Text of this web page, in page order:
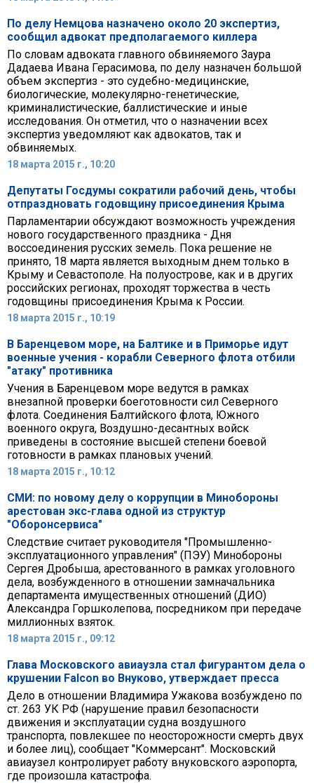
По делу Немцова назначено около 20 экспертиз,
сообщил адвокат предполагаемого киллера
По словам адвоката главного обвиняемого Заура
Дадаева Ивана Герасимова, по делу назначен большой
объем экспертиз - это судебно-медицинские,
биологические, молекулярно-генетические,
криминалистические, баллистические и иные
исследования. Он отметил, что о назначении всех
экспертиз уведомляют как адвокатов, так и
обвиняемых.
18 марта 2015 г., 10:20
Депутаты Госдумы сократили рабочий день, чтобы
отпраздновать годовщину присоединения Крыма
Парламентарии обсуждают возможность учреждения
нового государственного праздника - Дня
воссоединения русских земель. Пока решение не
принято, 18 марта является выходным днем только в
Крыму и Севастополе. На полуострове, как и в других
российских регионах, проходят торжества в честь
годовщины присоединения Крыма к России.
18 марта 2015 г., 10:19
В Баренцевом море, на Балтике и в Приморье идут
военные учения - корабли Северного флота отбили
"атаку" противника
Учения в Баренцевом море ведутся в рамках
внезапной проверки боеготовности сил Северного
флота. Соединения Балтийского флота, Южного
военного округа, Воздушно-десантных войск
приведены в состояние высшей степени боевой
готовности в рамках плановых учений.
18 марта 2015 г., 10:12
СМИ: по новому делу о коррупции в Минобороны
арестован экс-глава одной из структур
"Оборонсервиса"
Следствие считает руководителя "Промышленно-
эксплуатационного управления" (ПЭУ) Минобороны
Сергея Дробыша, арестованного в рамках уголовного
дела, возбужденного в отношении замначальника
департамента имущественных отношений (ДИО)
Александра Горшколепова, посредником при передаче
миллионных взяток.
18 марта 2015 г., 09:12
Глава Московского авиаузла стал фигурантом дела о
крушении Falcon во Внуково, утверждает пресса
Дело в отношении Владимира Ужакова возбуждено по
ст. 263 УК РФ (нарушение правил безопасности
движения и эксплуатации судна воздушного
транспорта, повлекшее по неосторожности смерть двух
и более лиц), сообщает "Коммерсант". Московский
авиаузел контролирует работу внуковского аэропорта,
где произошла катастрофа.